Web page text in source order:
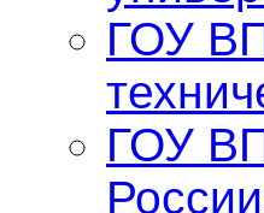
ГОУ
ГОУ